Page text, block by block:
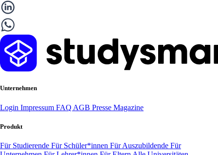
Unternehmen
Login Impressum FAQ AGB Presse Magazine
Produkt
Für Studierende Für Schüler*innen Für Auszubildende Für